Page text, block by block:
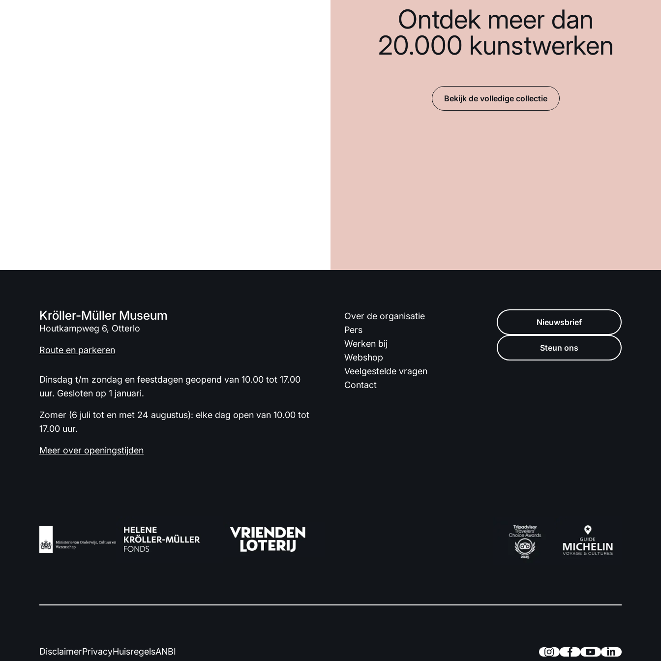
Ontdek meer dan
20.000 kunstwerken
Bekijk de volledige collectie
Kröller-Müller Museum
Houtkampweg 6, Otterlo
Route en parkeren
Dinsdag t/m zondag en feestdagen geopend van 10.00 tot 17.00
uur. Gesloten op 1 januari.
Zomer (6 juli tot en met 24 augustus): elke dag open van 10.00 tot
17.00 uur.
Meer over openingstijden
Over de organisatie
Pers
Werken bij
Webshop
Veelgestelde vragen
Contact
Nieuwsbrief
Steun ons
DisclaimerPrivacyHuisregelsANBI